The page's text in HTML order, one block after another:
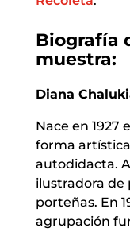
Biografía
muestra:
Diana
Nace en 1927
forma
autodidacta.
ilustradora de
porteñas. En
agrupación